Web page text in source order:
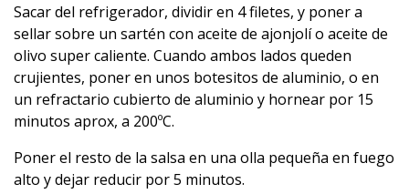
Sacar del refrigerador, dividir en 4 filetes, y poner a
sellar sobre un sartén con aceite de ajonjolí o aceite de
olivo super caliente. Cuando ambos lados queden
crujientes, poner en unos botesitos de aluminio, o en
un refractario cubierto de aluminio y hornear por 15
minutos aprox, a 200ºC.
Poner el resto de la salsa en una olla pequeña en fuego
alto y dejar reducir por 5 minutos.